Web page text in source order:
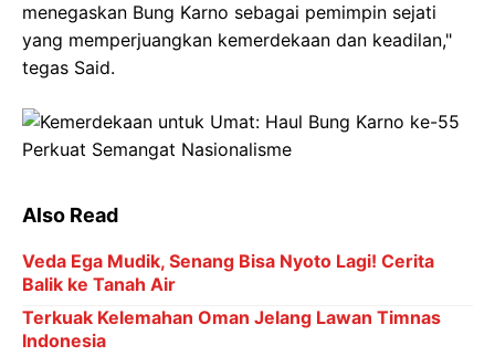
menegaskan Bung Karno sebagai pemimpin sejati
yang memperjuangkan kemerdekaan dan keadilan,"
tegas Said.
Also Read
Veda Ega Mudik, Senang Bisa Nyoto Lagi! Cerita
Balik ke Tanah Air
Terkuak Kelemahan Oman Jelang Lawan Timnas
Indonesia